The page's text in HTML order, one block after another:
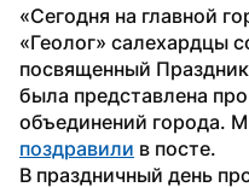
«Сегодня на главной
«Геолог» салехардцы
посвященный
была представлена
поздравили в посте.
В праздничный день